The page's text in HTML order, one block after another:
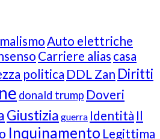
Auto elettriche
Carriere alias casa
politica DDL Zan Diritti
donald trump Doveri
Giustizia guerra Identità Il
Inquinamento Legittima